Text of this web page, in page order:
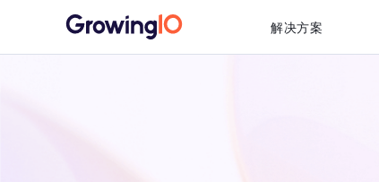
解决方案